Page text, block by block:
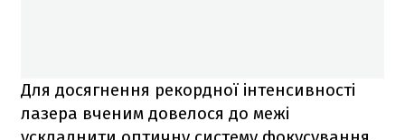
Для досягнення рекордної інтенсивності
лазера вченим довелося до межі